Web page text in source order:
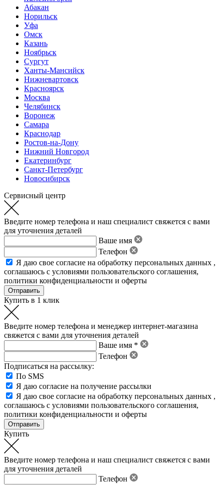
Абакан
Норильск
Уфа
Омск
Казань
Ноябрьск
Сургут
Ханты-Мансийск
Нижневартовск
Красноярск
Москва
Челябинск
Воронеж
Самара
Краснодар
Ростов-на-Дону
Нижний Новгород
Екатеринбург
Санкт-Петербург
Новосибирск
Сервисный центр
Введите номер телефона и наш специалист свяжется с вами
для уточнения деталей
Ваше имя
Телефон
Я даю свое согласие на обработку персональных данных ,
соглашаюсь с условиями пользовательского соглашения,
политики конфиденциальности и оферты
Купить в 1 клик
Введите номер телефона и менеджер интернет-магазина
свяжется с вами для уточнения деталей
Ваше имя *
Телефон
Подписаться на рассылку:
По SMS
Я даю согласие на получение рассылки
Я даю свое согласие на обработку персональных данных ,
соглашаюсь с условиями пользовательского соглашения,
политики конфиденциальности и оферты
Купить
Введите номер телефона и наш специалист свяжется с вами
для уточнения деталей
Телефон